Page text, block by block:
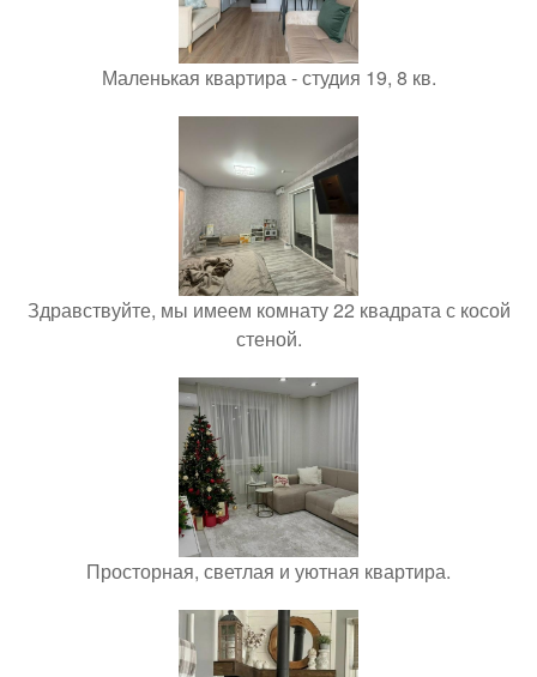
Маленькая квартира - студия 19, 8 кв.
Здравствуйте, мы имеем комнату 22 квадрата с косой
стеной.
Просторная, светлая и уютная квартира.